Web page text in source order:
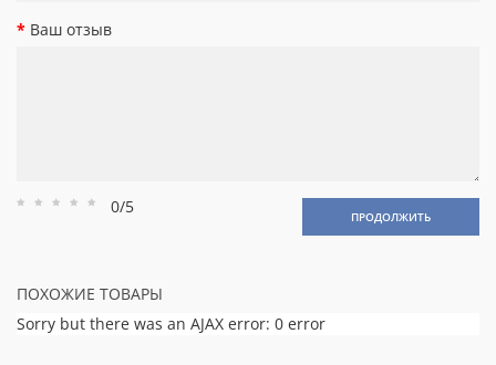
Ваш отзыв
Рейтинг
Рейтинг
Рейтинг
Рейтинг
Рейтинг
0/5 ПРОДОЛЖИТЬ
ПОХОЖИЕ ТОВАРЫ
Sorry but there was an AJAX error: 0 error